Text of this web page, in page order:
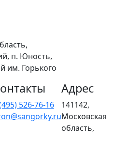
п. Юность,
им. Горького
526-76-16
Адрес
141142,
Московская
область,